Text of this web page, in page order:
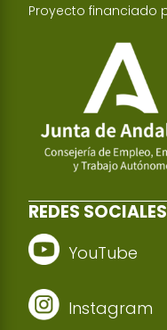
Proyecto financiado
REDES SOCIALES
YouTube
Instagram